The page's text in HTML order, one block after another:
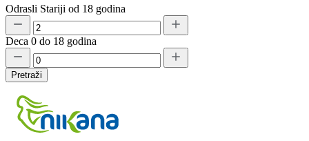
Odrasli Stariji od 18 godina
Deca 0 do 18 godina
Pretraži